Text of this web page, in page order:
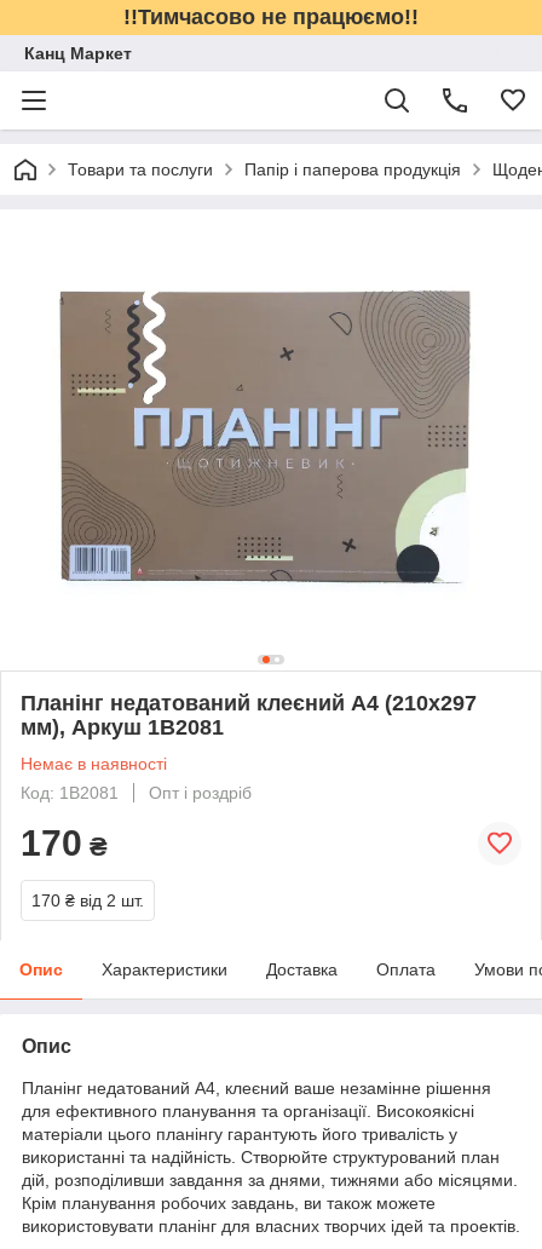
!!Тимчасово не працюємо!!
Канц Маркет
Товари та послуги Папір і паперова продукція
Планінг недатований клеєний А4 (210х297
мм), Аркуш 1В2081
Немає в наявності
Код: 1В2081
Опт і роздріб
170 ₴
170 ₴ від 2 шт.
Опис Характеристики Доставка Оплата Умови
Опис
Планінг недатований А4, клеєний ваше незамінне рішення
для ефективного планування та організації. Високоякісні
матеріали цього планінгу гарантують його тривалість у
використанні та надійність. Створюйте структурований план
дій, розподіливши завдання за днями, тижнями або місяцями.
Крім планування робочих завдань, ви також можете
використовувати планінг для власних творчих ідей та проектів.